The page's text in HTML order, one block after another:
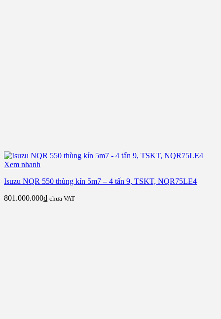
Xem nhanh
Isuzu NQR 550 thùng kín 5m7 – 4 tấn 9, TSKT, NQR75LE4
801.000.000₫ chưa VAT